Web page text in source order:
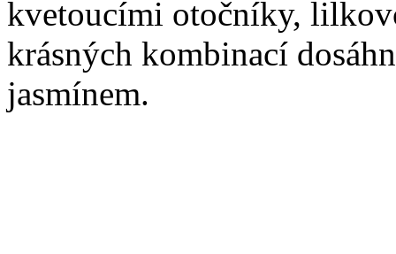
kvetoucími otočníky,
krásných kombinací
jasmínem.